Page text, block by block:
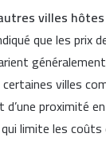
villes hôtes
que les prix
villes
d’une proximité
limite les